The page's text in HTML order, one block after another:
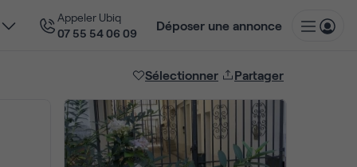
Appeler Ubiq
07 55 54 06 09
Déposer une annonce
Sélectionner Partager